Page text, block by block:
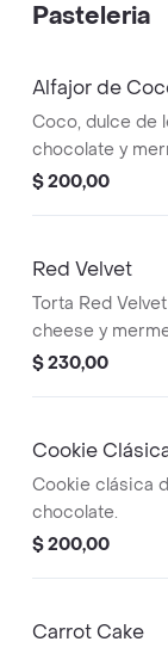
Pasteleria
Alfajor de
Coco, dulce de
chocolate y
$ 200,00
Red Velvet
Torta Red
cheese y
$ 230,00
Cookie
Cookie clásica
chocolate.
$ 200,00
Carrot Cake